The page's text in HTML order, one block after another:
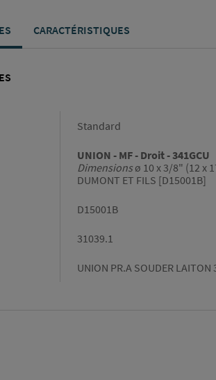
CARACTÉRISTIQUES
Standard
UNION - MF - Droit - 341GCU
Dimensions ø 10 x 3/8" (12 x
DUMONT ET FILS [D15001B]
D15001B
31039.1
UNION PR.A SOUDER LAITON